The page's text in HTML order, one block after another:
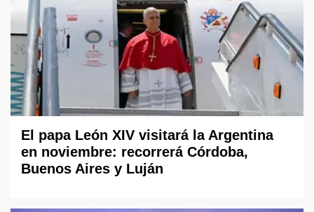
El papa León XIV visitará la Argentina
en noviembre: recorrerá Córdoba,
Buenos Aires y Luján